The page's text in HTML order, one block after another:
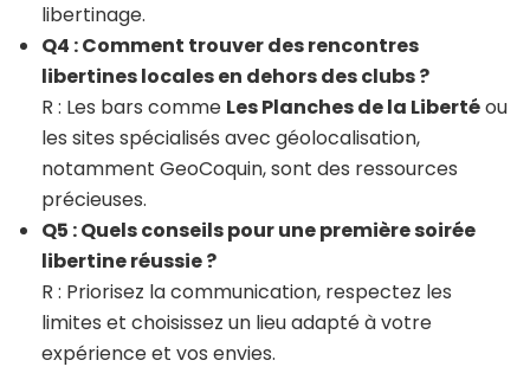
libertinage.
Q4 : Comment trouver des rencontres
libertines locales en dehors des clubs ?
R : Les bars comme Les Planches de la Libertéou
les sites spécialisés avec géolocalisation,
notamment GeoCoquin, sont des ressources
précieuses.
Q5 : Quels conseils pour une première soirée
libertine réussie ?
R : Priorisez la communication, respectez les
limites et choisissez un lieu adapté à votre
expérience et vos envies.